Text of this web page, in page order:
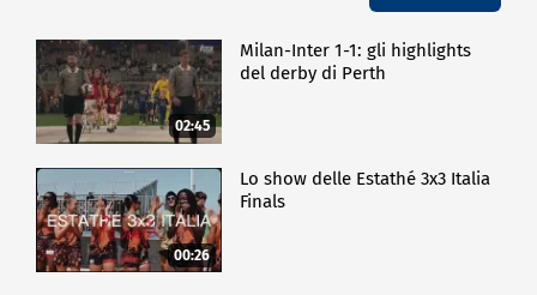
02:45
Milan-Inter 1-1: gli highlights
del derby di Perth
00:26
Lo show delle Estathé 3x3 Italia
Finals